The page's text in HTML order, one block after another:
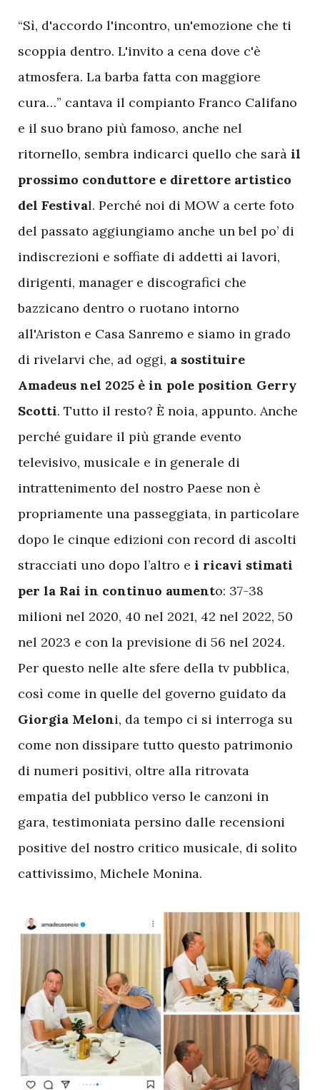
“Sì, d'accordo l'incontro, un'emozione che ti
scoppia dentro. L'invito a cena dove c'è
atmosfera. La barba fatta con maggiore
cura…” cantava il compianto Franco Califano
e il suo brano più famoso, anche nel
ritornello, sembra indicarci quello che sarà il
prossimo conduttore e direttore artistico
del Festival. Perché noi di MOW a certe foto
del passato aggiungiamo anche un bel po’ di
indiscrezioni e soffiate di addetti ai lavori,
dirigenti, manager e discografici che
bazzicano dentro o ruotano intorno
all'Ariston e Casa Sanremo e siamo in grado
di rivelarvi che, ad oggi, a sostituire
Amadeus nel 2025 è in pole position Gerry
Scotti. Tutto il resto? È noia, appunto. Anche
perché guidare il più grande evento
televisivo, musicale e in generale di
intrattenimento del nostro Paese non è
propriamente una passeggiata, in particolare
dopo le cinque edizioni con record di ascolti
stracciati uno dopo l’altro e i ricavi stimati
per la Rai in continuo aumento: 37-38
milioni nel 2020, 40 nel 2021, 42 nel 2022, 50
nel 2023 e con la previsione di 56 nel 2024.
Per questo nelle alte sfere della tv pubblica,
così come in quelle del governo guidato da
Giorgia Meloni, da tempo ci si interroga su
come non dissipare tutto questo patrimonio
di numeri positivi, oltre alla ritrovata
empatia del pubblico verso le canzoni in
gara, testimoniata persino dalle recensioni
positive del nostro critico musicale, di solito
cattivissimo, Michele Monina.